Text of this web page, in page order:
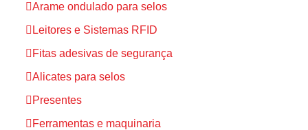
Arame ondulado para selos
Leitores e Sistemas RFID
Fitas adesivas de segurança
Alicates para selos
Presentes
Ferramentas e maquinaria